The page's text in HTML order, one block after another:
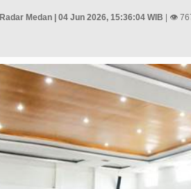
Danrem 011
Bupati Taput Sambut
LGB Minus T dan Q
Rico Waas Nonaktifkan
Chelsea Tumbang
Radar Medan | 04 Jun 2026, 15:36:04 WIB | 👁